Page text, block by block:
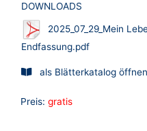
DOWNLOADS
2025_07_29_Mein
Endfassung.pdf
als Blätterkatalog öffnen
Preis: gratis